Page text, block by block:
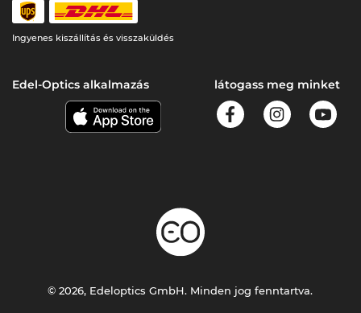
Ingyenes kiszállítás és visszaküldés
Edel-Optics alkalmazás látogass meg minket
© 2026, Edeloptics GmbH. Minden jog fenntartva.